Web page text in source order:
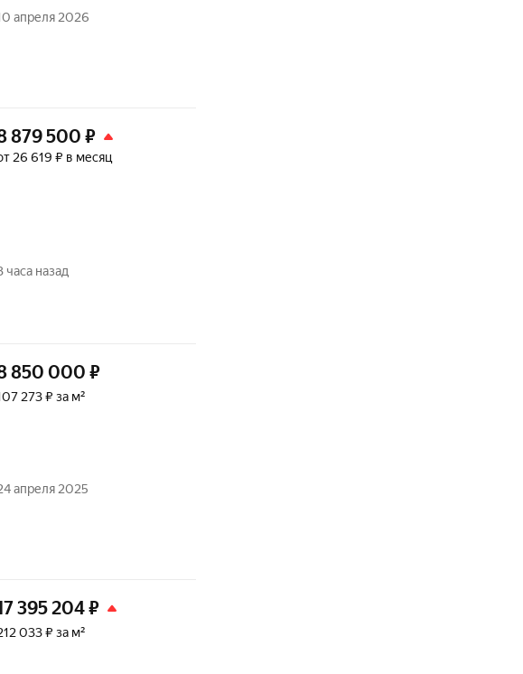
апреля 2026
879 500 ₽
26 619 ₽ в месяц
часа назад
850 000 ₽
273 ₽ за м²
апреля 2025
395 204₽
033 ₽ за м²